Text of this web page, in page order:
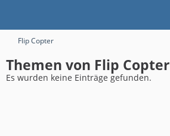
Flip Copter
Themen von Flip Copter
Es wurden keine Einträge gefunden.